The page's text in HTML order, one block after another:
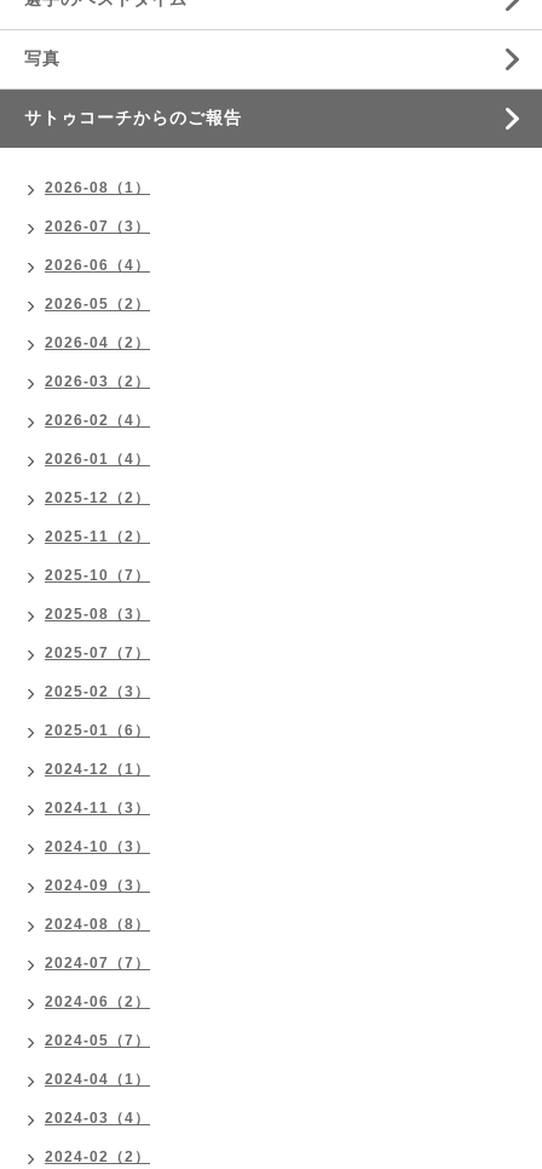
写真
サトゥコーチからのご報告
2026-08（1）
2026-07（3）
2026-06（4）
2026-05（2）
2026-04（2）
2026-03（2）
2026-02（4）
2026-01（4）
2025-12（2）
2025-11（2）
2025-10（7）
2025-08（3）
2025-07（7）
2025-02（3）
2025-01（6）
2024-12（1）
2024-11（3）
2024-10（3）
2024-09（3）
2024-08（8）
2024-07（7）
2024-06（2）
2024-05（7）
2024-04（1）
2024-03（4）
2024-02（2）